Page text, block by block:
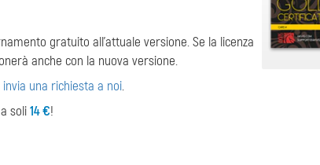
gratuito all'attuale versione. Se la licenza
anche con la nuova versione.
invia una richiesta a noi.
soli14 €!